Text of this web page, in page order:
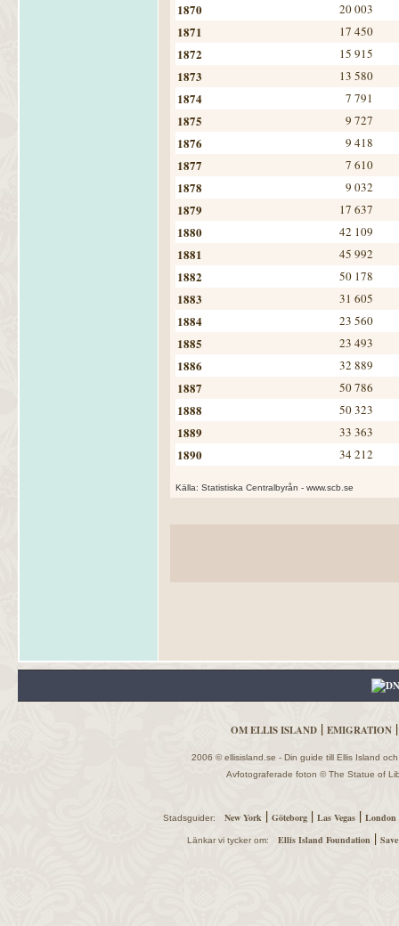
1870 20 003
1871 17 450
1872 15 915
1873 13 580
1874 7 791
1875 9 727
1876 9 418
1877 7 610
1878 9 032
1879 17 637
1880 42 109
1881 45 992
1882 50 178
1883 31 605
1884 23 560
1885 23 493
1886 32 889
1887 50 786
1888 50 323
1889 33 363
1890 34 212
Källa: Statistiska Centralbyrån - www.scb.se
OM ELLIS ISLAND| EMIGRATION
2006 © ellisisland.se - Din guide till Ellis Island och
Avfotograferade foton © The Statue of
Stadsguider: New York | Göteborg| Las Vegas| London
Länkar vi tycker om: Ellis Island Foundation |